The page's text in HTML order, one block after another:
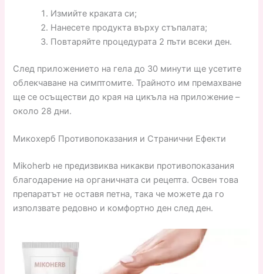
Измийте краката си;
Нанесете продукта върху стъпалата;
Повтаряйте процедурата 2 пъти всеки ден.
След приложението на гела до 30 минути ще усетите
облекчаване на симптомите. Трайното им премахване
ще се осъществи до края на цикъла на приложение –
около 28 дни.
Микохерб Противопоказания и Странични Ефекти
Mikoherb не предизвиква никакви противопоказания
благодарение на органичната си рецепта. Освен това
препаратът не оставя петна, така че можете да го
използвате редовно и комфортно ден след ден.